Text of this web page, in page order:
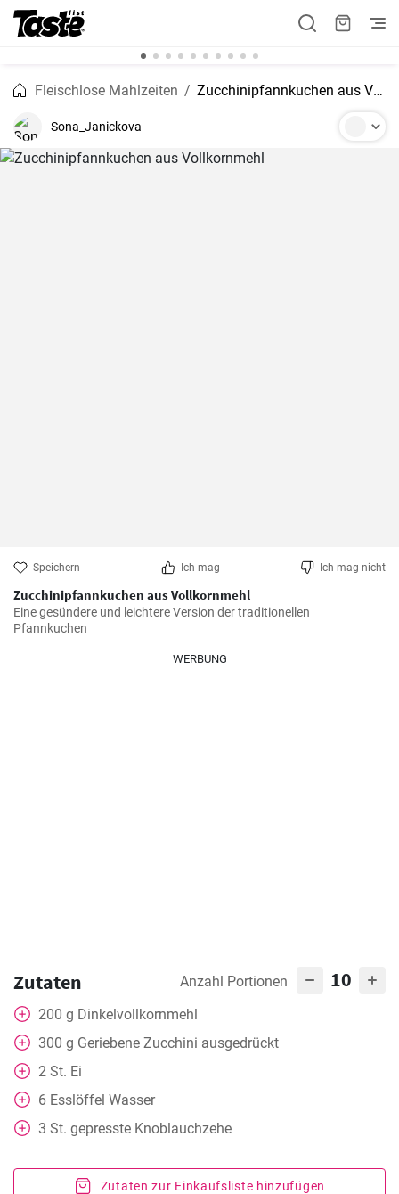
Fleischlose Mahlzeiten Zucchinipfannkuchen aus Vollkornmehl
Sona_Janickova
Speichern Ich mag Ich mag nicht
Zucchinipfannkuchen aus Vollkornmehl
Eine gesündere und leichtere Version der traditionellen
Pfannkuchen
WERBUNG
Zutaten Anzahl Portionen 10
200 g Dinkelvollkornmehl
300 g Geriebene Zucchini ausgedrückt
2 St. Ei
6 Esslöffel Wasser
3 St. gepresste Knoblauchzehe
Zutaten zur Einkaufsliste hinzufügen